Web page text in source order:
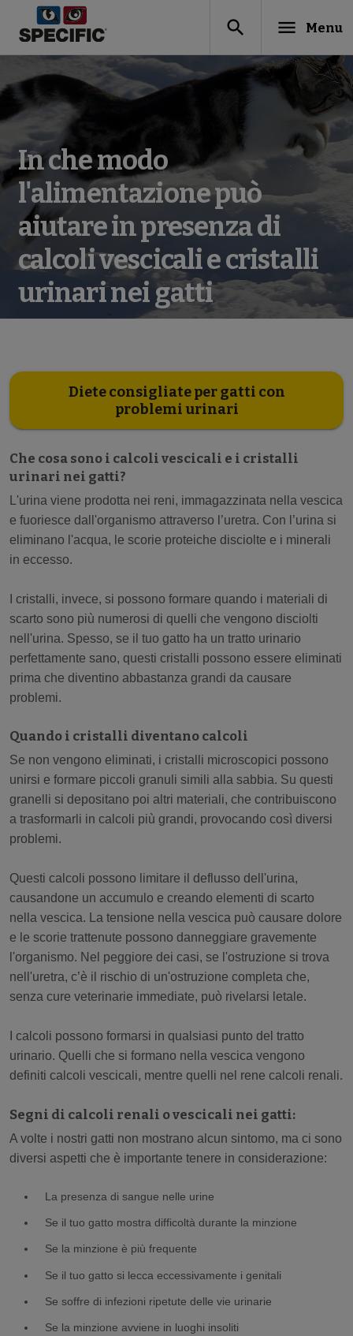
search menu Menu
In che modo
l'alimentazione può
aiutare in presenza di
calcoli vescicali e cristalli
urinari nei gatti
Diete consigliate per gatti con
problemi urinari
Che cosa sono i calcoli vescicali e i cristalli
urinari nei gatti?
L'urina viene prodotta nei reni, immagazzinata nella vescica
e fuoriesce dall'organismo attraverso l’uretra. Con l’urina si
eliminano l'acqua, le scorie proteiche disciolte e i minerali
in eccesso.
I cristalli, invece, si possono formare quando i materiali di
scarto sono più numerosi di quelli che vengono disciolti
nell'urina. Spesso, se il tuo gatto ha un tratto urinario
perfettamente sano, questi cristalli possono essere eliminati
prima che diventino abbastanza grandi da causare
problemi.
Quando i cristalli diventano calcoli
Se non vengono eliminati, i cristalli microscopici possono
unirsi e formare piccoli granuli simili alla sabbia. Su questi
granelli si depositano poi altri materiali, che contribuiscono
a trasformarli in calcoli più grandi, provocando così diversi
problemi.
Questi calcoli possono limitare il deflusso dell'urina,
causandone un accumulo e creando elementi di scarto
nella vescica. La tensione nella vescica può causare dolore
e le scorie trattenute possono danneggiare gravemente
l'organismo. Nel peggiore dei casi, se l'ostruzione si trova
nell'uretra, c’è il rischio di un'ostruzione completa che,
senza cure veterinarie immediate, può rivelarsi letale.
I calcoli possono formarsi in qualsiasi punto del tratto
urinario. Quelli che si formano nella vescica vengono
definiti calcoli vescicali, mentre quelli nel rene calcoli renali.
Segni di calcoli renali o vescicali nei gatti:
A volte i nostri gatti non mostrano alcun sintomo, ma ci sono
diversi aspetti che è importante tenere in considerazione:
La presenza di sangue nelle urine
Se il tuo gatto mostra difficoltà durante la minzione
Se la minzione è più frequente
Se il tuo gatto si lecca eccessivamente i genitali
Se soffre di infezioni ripetute delle vie urinarie
Se la minzione avviene in luoghi insoliti